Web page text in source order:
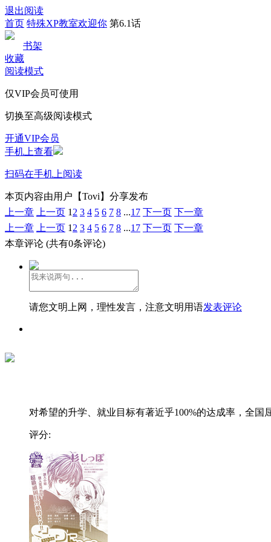
退出阅读
首页 特殊XP教室欢迎你 第6.1话
书架
收藏
阅读模式
仅VIP会员可使用
切换至高级阅读模式
开通VIP会员
手机上查看
扫码在手机上阅读
本页内容由用户【Tovi】分享发布
上一章
上一页 1 2 3 4 5 6 7 8 ...17 下一页 下一章
上一章
上一页 1 2 3 4 5 6 7 8 ...17 下一页 下一章
本章评论 (共有0条评论)
请您文明上网，理性发言，注意文明用语发表评论
对希望的升学、就业目标有著近乎100%的达成率，全国
评分: